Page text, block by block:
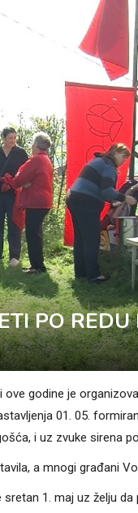
PO
godine je
01. 05.
i uz zvuke sirena
a mnogi građani
1. maj uz želju